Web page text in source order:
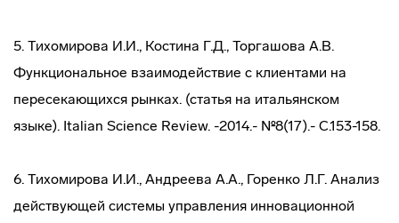
5. Тихомирова И.И., Костина Г.Д., Торгашова А.В.
Функциональное взаимодействие с клиентами на
пересекающихся рынках. (статья на итальянском
языке). Italian Science Review. -2014.- №8(17).- С.153-158.
6. Тихомирова И.И., Андреева А.А., Горенко Л.Г. Анализ
действующей системы управления инновационной